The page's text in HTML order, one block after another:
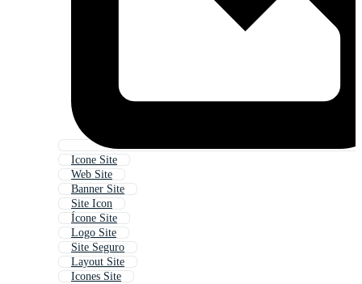
Icone Site
Web Site
Banner Site
Site Icon
Ícone Site
Logo Site
Site Seguro
Layout Site
Icones Site